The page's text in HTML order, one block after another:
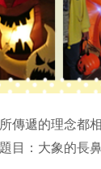
傳遞的理念都
目：大象的長